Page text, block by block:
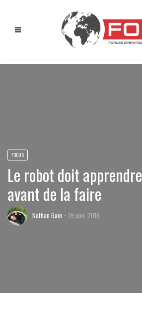
FOCUS
Le robot doit
avant de la faire
Nathan Gain 19 juin, 2018